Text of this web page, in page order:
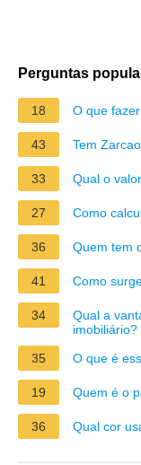
Perguntas
18 O que
43 Tem
33 Qual o
27 Como
36 Quem tem
41 Como
34
Qual a
imobiliário?
35
O que é
19 Quem é o
36 Qual cor